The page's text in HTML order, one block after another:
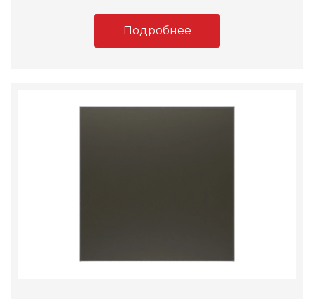
Подробнее